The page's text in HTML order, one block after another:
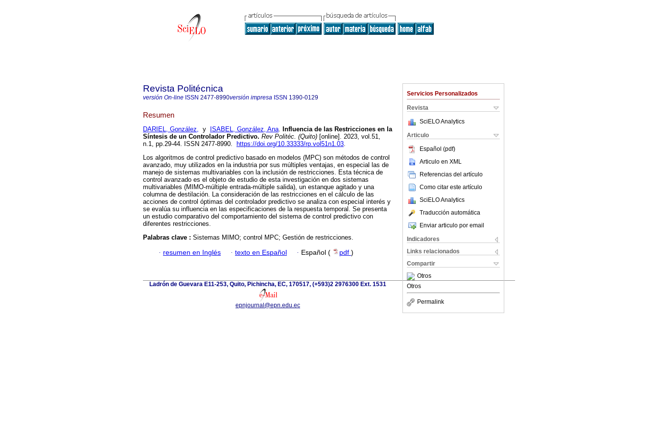
Servicios Personalizados
Revista
SciELO Analytics
Articulo
Español (pdf)
Articulo en XML
Referencias del artículo
Como citar este artículo
SciELO Analytics
Traducción automática
Enviar articulo por email
Indicadores
Links relacionados
Compartir
Otros
Otros
Permalink
Revista Politécnica
versión On-line ISSN 2477-8990versión impresa ISSN 1390-0129
Resumen
DARIEL, González, y ISABEL, González, Ana. Influencia de las Restricciones en la
Síntesis de un Controlador Predictivo. Rev Politéc. (Quito) [online]. 2023, vol.51,
n.1, pp.29-44. ISSN 2477-8990.
https://doi.org/10.33333/rp.vol51n1.03.
Los algoritmos de control predictivo basado en modelos (MPC) son métodos de control
avanzado, muy utilizados en la industria por sus múltiples ventajas, en especial las de
manejo de sistemas multivariables con la inclusión de restricciones. Esta técnica de
control avanzado es el objeto de estudio de esta investigación en dos sistemas
multivariables (MIMO-múltiple entrada-múltiple salida), un estanque agitado y una
columna de destilación. La consideración de las restricciones en el cálculo de las
acciones de control óptimas del controlador predictivo se analiza con especial interés y
se evalúa su influencia en las especificaciones de la respuesta temporal. Se presenta
un estudio comparativo del comportamiento del sistema de control predictivo con
diferentes restricciones.
Palabras clave : Sistemas MIMO; control MPC; Gestión de restricciones.
· resumen en Inglés · texto en Español · Español ( pdf )
Ladrón de Guevara E11-253, Quito, Pichincha, EC, 170517, (+593)2 2976300 Ext. 1531
epnjournal@epn.edu.ec